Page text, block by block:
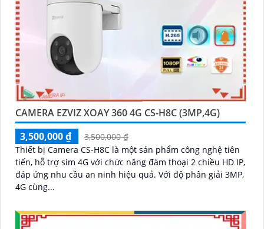
CAMERA EZVIZ XOAY 360 4G CS-H8C (3MP,4G)
3,500,000 ₫
3,500,000 ₫
Thiết bị Camera CS-H8C là một sản phẩm công nghệ tiên
tiến, hỗ trợ sim 4G với chức năng đàm thoại 2 chiều HD IP,
đáp ứng nhu cầu an ninh hiệu quả. Với độ phân giải 3MP,
4G cùng...